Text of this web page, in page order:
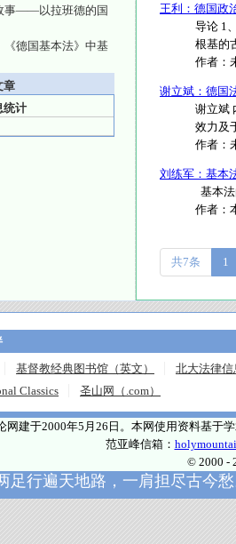
事——以拉班德的国
《德国基本法》中基
章
统计
王利：德国政
导论 1
根基的
作者：
谢立斌：德国
谢立斌
效力及
作者：
刘练军：基本
基本
作者：
共7条 1
基督教经典图书馆（英文）
北大法律信
Classics
圣山网（.com）
网建于2000年5月26日。本网使用资料基于
范亚峰信箱：
© 2000 -
足行遍天地路，一肩担尽古今